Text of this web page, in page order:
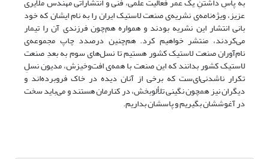
عزیز، ویژه‌نامه‌ی نشریه‌‌ی صنعت لاستیک ایران را به نام ایشان که خود
بانی انتشار این نشریه بودند و همواره هم‌چون فرزندی آن را تیمار
می‌کردند، منتشر خواهیم کرد. هم‌چنین درصدد چاپ مجموعه‌ی
نام‌آوران صنعت لاستیک کشور هستیم تا نسل‌های سوم به بعدِ صنعت
لاستیک کشور بدانند که این صنعت با همه‌‌ی افت‌وخیزش، مدیون نسلِ
تکرار ناشدنی‌ای‌ست که برخی از آنان دیده در خاک فروبرده‌اند و
دیگران نیز همچون نگینی تلألوبخش، در کنارمان هستند و می‌باید سخت
در آغوششان بگیریم و پاسشان بداریم.